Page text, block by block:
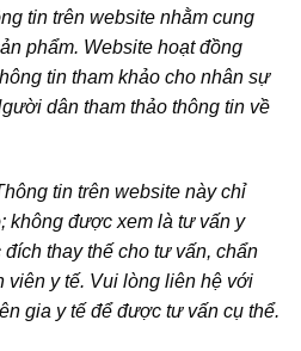
tin trên website nhằm cung
phẩm. Website hoạt đồng
tin tham khảo cho nhân sự
dân tham thảo thông tin về
tin trên website này chỉ
không được xem là tư vấn y
thay thế cho tư vấn, chẩn
viên y tế. Vui lòng liên hệ với
gia y tế để được tư vấn cụ thể.